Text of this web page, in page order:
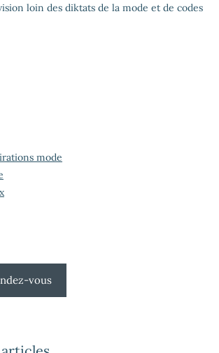
loin des diktats de la mode et de codes
mode
vous